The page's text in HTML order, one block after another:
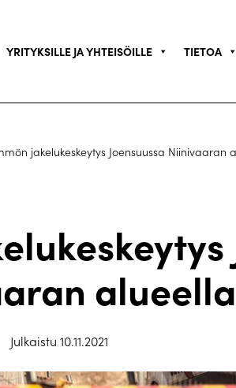
YRITYKSILLE JA YHTEISÖILLE TIETOA
jakelukeskeytys Joensuussa Niinivaaran
alueella
Julkaistu 10.11.2021